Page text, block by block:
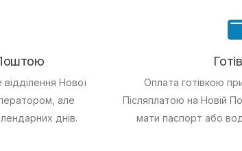
Нової
але
днів.
Оплата готівкою
Післяплатою на Новій
мати паспорт або